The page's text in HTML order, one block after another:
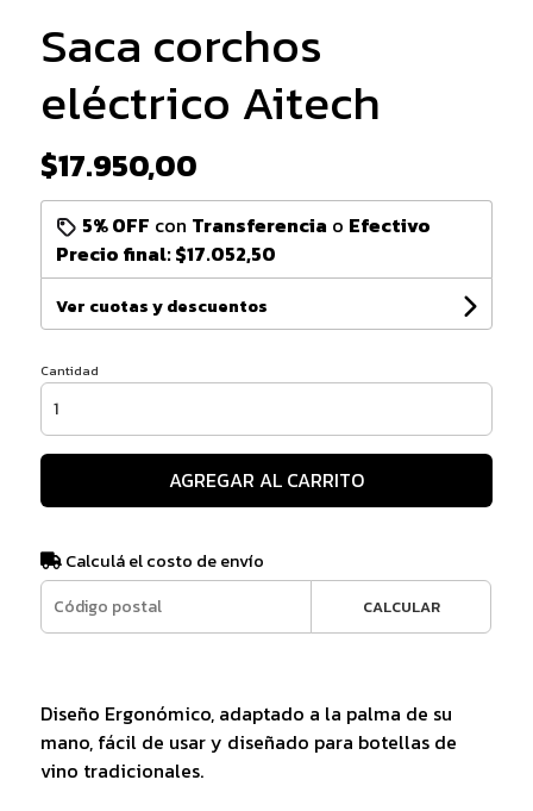
Saca corchos
eléctrico Aitech
$17.950,00
5% OFF con Transferencia o Efectivo
Precio final:$17.052,50
Ver cuotas y descuentos
Cantidad
AGREGAR AL CARRITO
Calculá el costo de envío
CALCULAR
Diseño Ergonómico, adaptado a la palma de su
mano, fácil de usar y diseñado para botellas de
vino tradicionales.